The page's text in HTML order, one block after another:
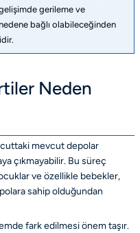
gerileme ve
bağlı olabileceğinden
Neden
mevcut depolar
çıkmayabilir. Bu süreç
ve özellikle bebekler,
sahip olduğundan
fark edilmesi önem taşır.